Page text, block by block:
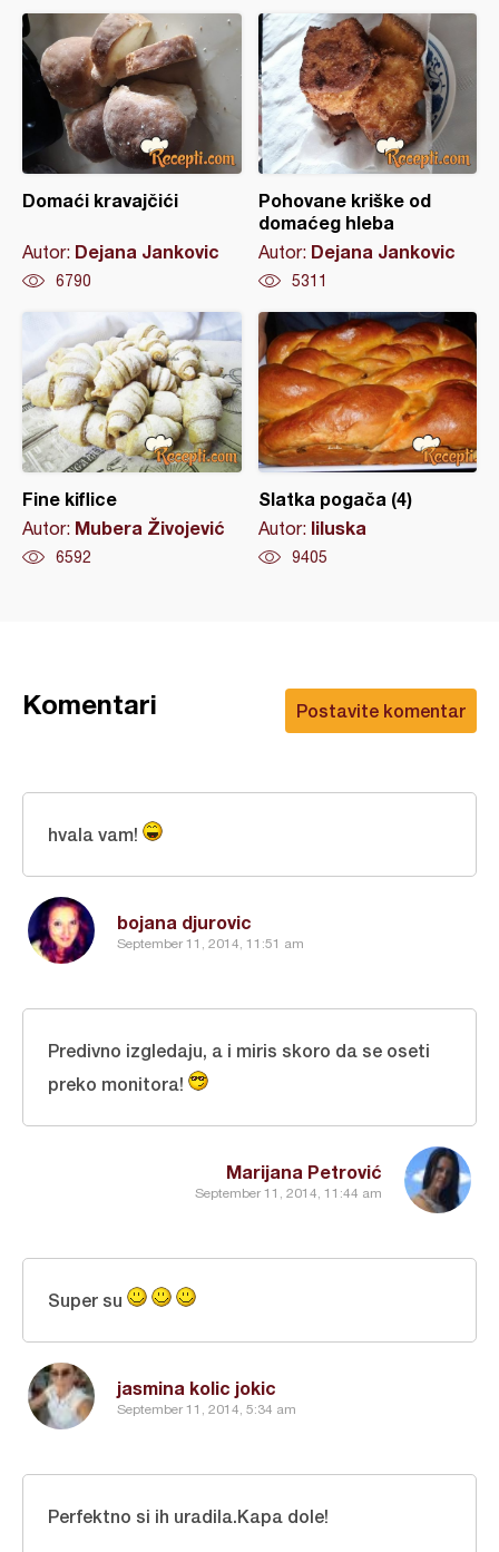
Domaći kravajčići
Autor: Dejana Jankovic
6790
Pohovane kriške od
domaćeg hleba
Autor: Dejana Jankovic
5311
Fine kiflice
Autor: Mubera Živojević
6592
Slatka pogača (4)
Autor: liluska
9405
Postavite komentar
Komentari
bojana djurovic
September 11, 2014, 11:51 am
hvala vam!
Marijana Petrović
September 11, 2014, 11:44 am
Predivno izgledaju, a i miris skoro da se oseti
preko monitora!
jasmina kolic jokic
September 11, 2014, 5:34 am
Super su
Perfektno si ih uradila.Kapa dole!